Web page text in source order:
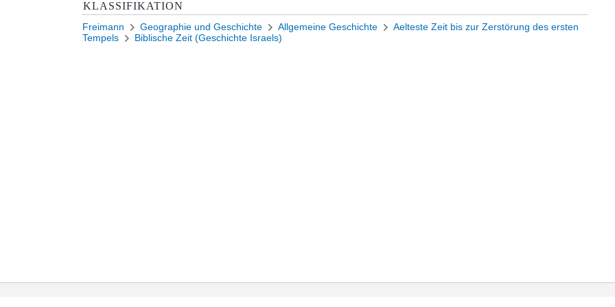
KLASSIFIKATION
Freimann Geographie und Geschichte Allgemeine Geschichte
Aelteste Zeit bis zur Zerstörung des ersten
Tempels
Biblische Zeit (Geschichte Israels)